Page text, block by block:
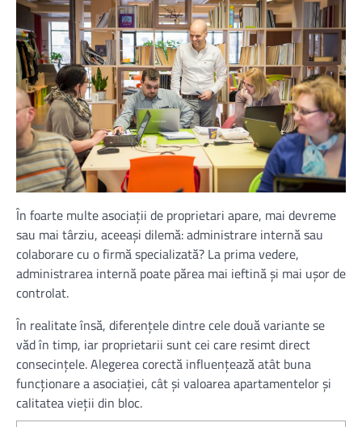
În foarte multe asociații de proprietari apare, mai devreme
sau mai târziu, aceeași dilemă: administrare internă sau
colaborare cu o firmă specializată? La prima vedere,
administrarea internă poate părea mai ieftină și mai ușor de
controlat.
În realitate însă, diferențele dintre cele două variante se
văd în timp, iar proprietarii sunt cei care resimt direct
consecințele. Alegerea corectă influențează atât buna
funcționare a asociației, cât și valoarea apartamentelor și
calitatea vieții din bloc.